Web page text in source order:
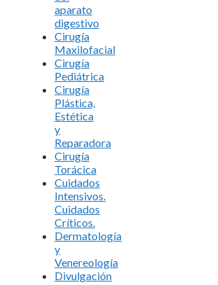
aparato
digestivo
Cirugía
Maxilofacial
Cirugía
Pediátrica
Cirugía
Plástica,
Estética
y
Reparadora
Cirugía
Torácica
Cuidados
Intensivos.
Cuidados
Críticos.
Dermatología
y
Venereología
Divulgación